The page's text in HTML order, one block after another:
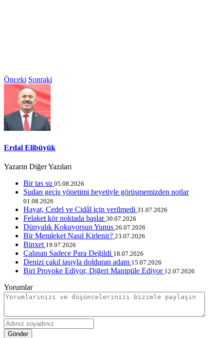
Önceki Sonraki
Erdal Elibüyük
Yazarın Diğer Yazıları
Bir tas su 05.08.2026
Sudan geçiş yönetimi heyetiyle görüşmemizden notlar
01.08.2026
Hayat, Cedel ve Cidâl için verilmedi 31.07.2026
Felaket kör noktada başlar 30.07.2026
Dünyalık Kokuyorsun Yunus 26.07.2026
Bir Memleket Nasıl Kirlenir? 23.07.2026
Binxet 19.07.2026
Çalınan Sadece Para Değildi 18.07.2026
Denizi çakıl taşıyla dolduran adam 15.07.2026
Biri Provoke Ediyor, Diğeri Manipüle Ediyor 12.07.2026
Yorumlar
Gönder